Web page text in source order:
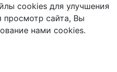
cookies для улучшения
сайта, Вы
нами cookies.